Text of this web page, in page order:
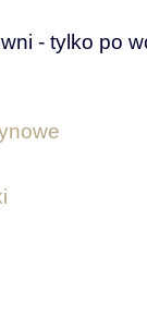
- tylko po